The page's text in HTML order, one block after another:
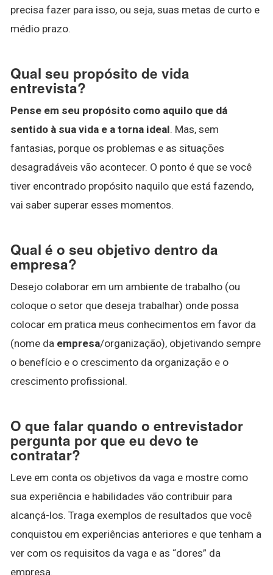
precisa fazer para isso, ou seja, suas metas de curto e
médio prazo.
Qual seu propósito de vida
entrevista?
Pense em seu propósito como aquilo que dá
sentido à sua vida e a torna ideal. Mas, sem
fantasias, porque os problemas e as situações
desagradáveis vão acontecer. O ponto é que se você
tiver encontrado propósito naquilo que está fazendo,
vai saber superar esses momentos.
Qual é o seu objetivo dentro da
empresa?
Desejo colaborar em um ambiente de trabalho (ou
coloque o setor que deseja trabalhar) onde possa
colocar em pratica meus conhecimentos em favor da
(nome da empresa/organização), objetivando sempre
o benefício e o crescimento da organização e o
crescimento profissional.
O que falar quando o entrevistador
pergunta por que eu devo te
contratar?
Leve em conta os objetivos da vaga e mostre como
sua experiência e habilidades vão contribuir para
alcançá-los. Traga exemplos de resultados que você
conquistou em experiências anteriores e que tenham a
ver com os requisitos da vaga e as “dores” da
empresa.